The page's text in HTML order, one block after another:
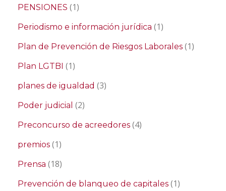
PENSIONES (1)
Periodismo e información jurídica (1)
Plan de Prevención de Riesgos Laborales (1)
Plan LGTBI (1)
planes de igualdad (3)
Poder judicial (2)
Preconcurso de acreedores (4)
premios (1)
Prensa (18)
Prevención de blanqueo de capitales (1)